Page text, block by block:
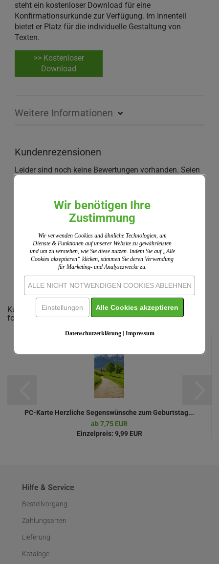
steht ein kostenloser Download für eine
Konfirmationsurkunde zur Verfügung. Im Innenteil
bietet er Platz für die individuelle Gestaltung von
Texten.
>> Kostenloser
Download
Weitere Informationen
Kundenrezensionen
Leider sind noch keine Bewertungen vorhanden. Seien
für die Einholung von Bewertungen. ShopVote hat
Maßnahmen getroffen, um sicherzustellen, dass es
Informationen
Kunden, welche diesen Artikel bestellten, haben auch
folgende Artikel gekauft:
PC-Karte Herzliche Segenswünsche zum Geburtstag...
ab 7,75 EUR
Einzelpreis: 9,99 EUR
Hilfe & Service
Bestellvorgang
Zahlungsarten
Lieferung
Kataloge
Wir benötigen Ihre
Zustimmung
Wir verwenden Cookies und ähnliche Technologien, um
Dienste & Funktionen auf unserer Website zu gewährleisten
und um zu verstehen, wie Sie diese nutzen. Indem Sie auf „Alle
Cookies akzeptieren“ klicken, stimmen Sie deren Verwendung
für Marketing- und Analysezwecke zu.
ALLE NICHT NOTWENDIGEN COOKIES ABLEHNEN
Einstellungen Alle Cookies akzeptieren
Datenschutzerklärung| Impressum